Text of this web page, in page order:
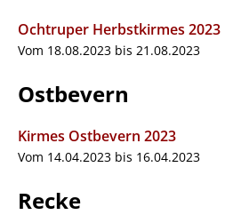
Ochtruper Herbstkirmes 2023
Vom 18.08.2023 bis 21.08.2023
Ostbevern
Kirmes Ostbevern 2023
Vom 14.04.2023 bis 16.04.2023
Recke